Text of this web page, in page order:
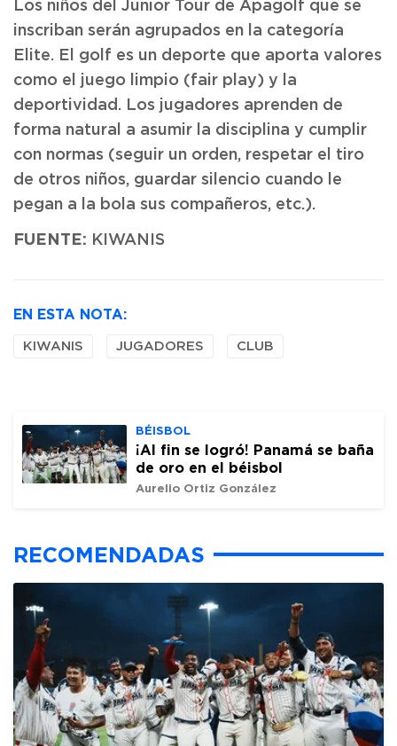
Los niños del Junior Tour de Apagolf que se
inscriban serán agrupados en la categoría
Elite. El golf es un deporte que aporta valores
como el juego limpio (fair play) y la
deportividad. Los jugadores aprenden de
forma natural a asumir la disciplina y cumplir
con normas (seguir un orden, respetar el tiro
de otros niños, guardar silencio cuando le
pegan a la bola sus compañeros, etc.).
FUENTE: KIWANIS
EN ESTA NOTA:
KIWANIS JUGADORES CLUB
BÉISBOL
¡Al fin se logró! Panamá se baña
de oro en el béisbol
Aurelio Ortiz González
RECOMENDADAS